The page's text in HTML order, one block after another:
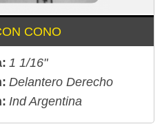
CONO
1 1/16"
Delantero Derecho
Ind Argentina